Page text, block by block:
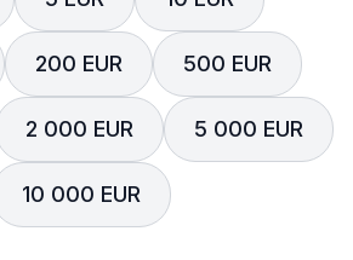
200 EUR 500 EUR
2 000 EUR 5 000 EUR
10 000 EUR